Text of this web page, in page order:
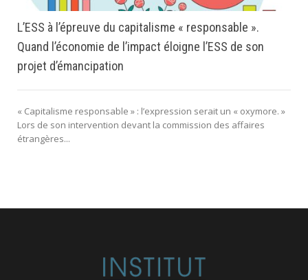
L’ESS à l’épreuve du capitalisme « responsable ».
Quand l’économie de l’impact éloigne l’ESS de son
projet d’émancipation
« Capitalisme responsable » : l’expression serait un « oxymore. »
Lors de son intervention devant la commission des affaires
étrangères...